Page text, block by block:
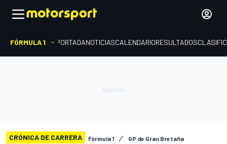
FÓRMULA 1 PORTADANOTICIASCALENDARIORESULTADOS
CRÓNICA DE CARRERA Fórmula 1 GP de Gran Bretaña